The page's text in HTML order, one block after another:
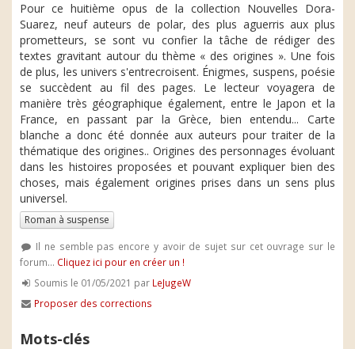
Pour ce huitième opus de la collection Nouvelles Dora-
Suarez, neuf auteurs de polar, des plus aguerris aux plus
prometteurs, se sont vu confier la tâche de rédiger des
textes gravitant autour du thème « des origines ». Une fois
de plus, les univers s'entrecroisent. Énigmes, suspens, poésie
se succèdent au fil des pages. Le lecteur voyagera de
manière très géographique également, entre le Japon et la
France, en passant par la Grèce, bien entendu... Carte
blanche a donc été donnée aux auteurs pour traiter de la
thématique des origines.. Origines des personnages évoluant
dans les histoires proposées et pouvant expliquer bien des
choses, mais également origines prises dans un sens plus
universel.
Roman à suspense
Il ne semble pas encore y avoir de sujet sur cet ouvrage sur le
forum... Cliquez ici pour en créer un !
Soumis le 01/05/2021 par LeJugeW
Proposer des corrections
Mots-clés